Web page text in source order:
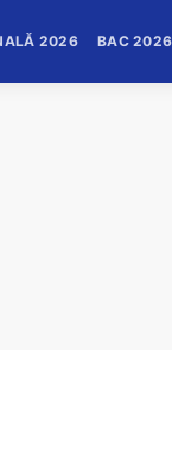
2026 BAC 2026